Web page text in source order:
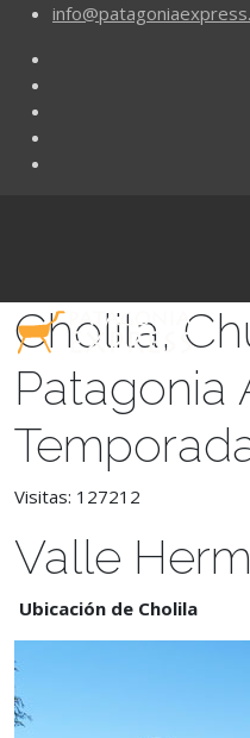
Cholila,
Patagonia
Visitas: 127212
Valle
Ubicación de Cholila